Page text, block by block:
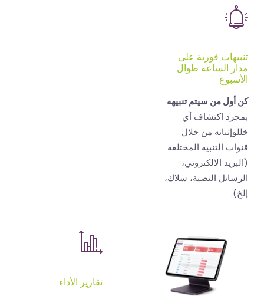
فورية على
الساعة طوال
من سيتم تنبيهه
اكتشاف أي
من خلال
التنبيه المختلفة
الإلكتروني،
النصية، سلاك،
تقارير الأداء